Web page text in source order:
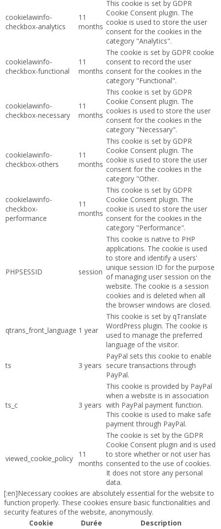
cookielawinfo-
checkbox-analytics
11
months
This cookie is set by GDPR
Cookie Consent plugin. The
cookie is used to store the user
consent for the cookies in the
category "Analytics".
cookielawinfo-
checkbox-functional
11
months
The cookie is set by GDPR cookie
consent to record the user
consent for the cookies in the
category "Functional".
cookielawinfo-
checkbox-necessary
11
months
This cookie is set by GDPR
Cookie Consent plugin. The
cookies is used to store the user
consent for the cookies in the
category "Necessary".
cookielawinfo-
checkbox-others
11
months
This cookie is set by GDPR
Cookie Consent plugin. The
cookie is used to store the user
consent for the cookies in the
category "Other.
cookielawinfo-
checkbox-
performance
11
months
This cookie is set by GDPR
Cookie Consent plugin. The
cookie is used to store the user
consent for the cookies in the
category "Performance".
PHPSESSID session
This cookie is native to PHP
applications. The cookie is used
to store and identify a users'
unique session ID for the purpose
of managing user session on the
website. The cookie is a session
cookies and is deleted when all
the browser windows are closed.
qtrans_front_language 1 year
This cookie is set by qTranslate
WordPress plugin. The cookie is
used to manage the preferred
language of the visitor.
ts 3 years
PayPal sets this cookie to enable
secure transactions through
PayPal.
ts_c 3 years
This cookie is provided by PayPal
when a website is in association
with PayPal payment function.
This cookie is used to make safe
payment through PayPal.
viewed_cookie_policy
11
months
The cookie is set by the GDPR
Cookie Consent plugin and is used
to store whether or not user has
consented to the use of cookies.
It does not store any personal
data.
[:en]Necessary cookies are absolutely essential for the website to
function properly. These cookies ensure basic functionalities and
security features of the website, anonymously.
Cookie
Durée Description